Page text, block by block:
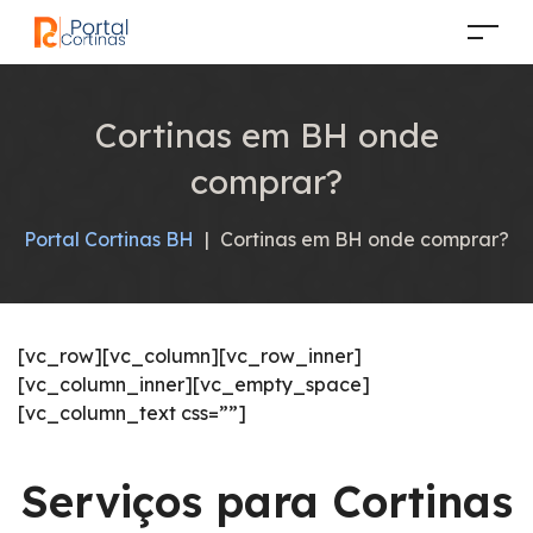
Cortinas em BH onde
comprar?
Portal Cortinas BH | Cortinas em BH onde comprar?
[vc_row][vc_column][vc_row_inner]
[vc_column_inner][vc_empty_space]
[vc_column_text css=””]
Serviços para Cortinas